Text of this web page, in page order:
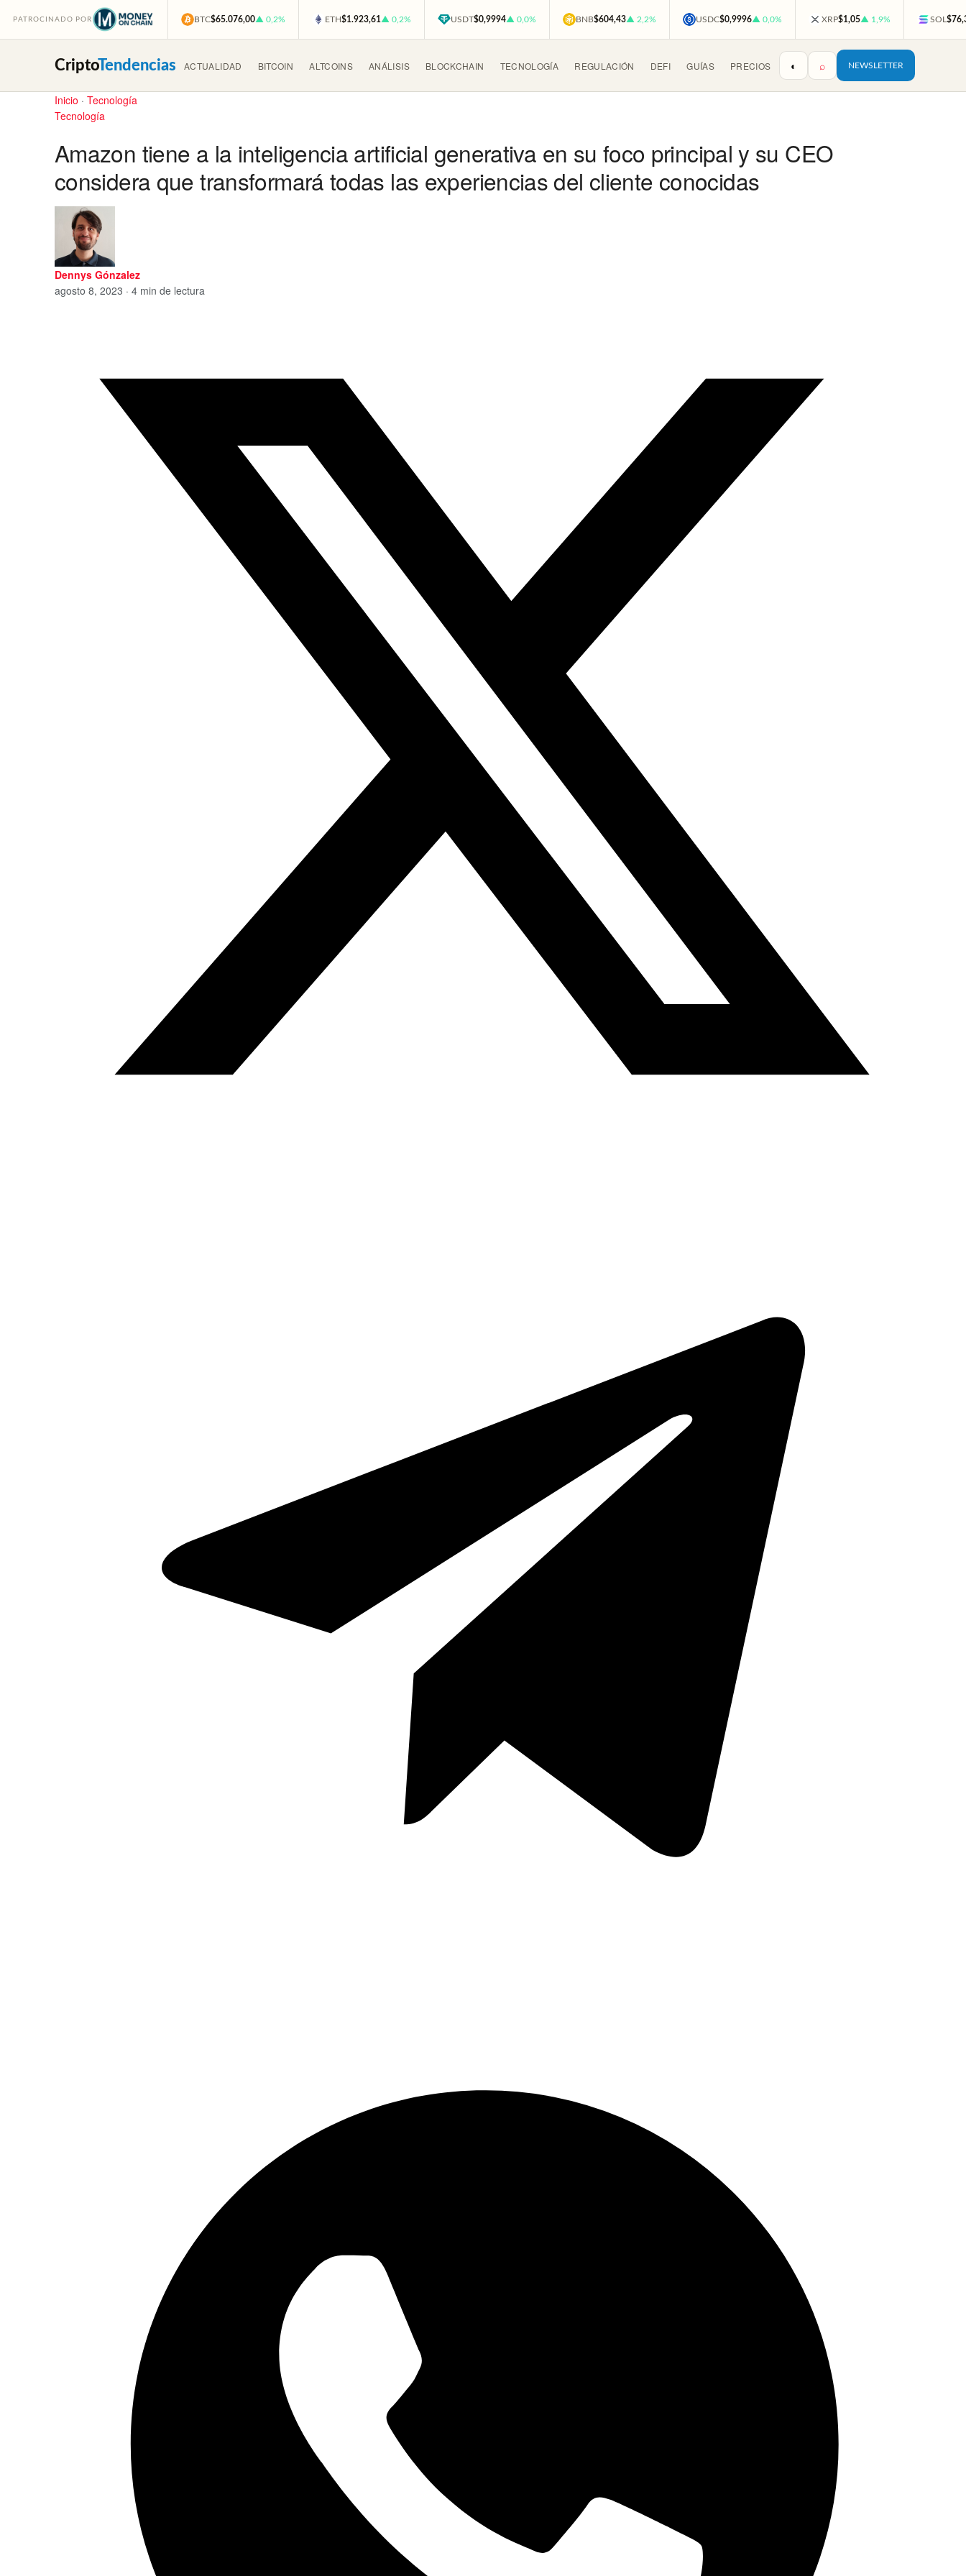
PATROCINADO POR BTC$65.076,00▲ 0,2% ETH$1.923,61▲ 0,2% USDT$0,9994▲ 0,0% BNB$604,43▲ 2,2% USDC$0,9996▲ 0,0% XRP$1,05▲ 1,9% SOL
CriptoTendencias ACTUALIDAD BITCOIN ALTCOINS ANÁLISIS BLOCKCHAIN TECNOLOGÍA REGULACIÓN DEFI GUÍAS PRECIOS ◐ ⌕ NEWSLETTER
Inicio · Tecnología
Tecnología
Amazon tiene a la inteligencia artificial generativa en su foco principal y su CEO
considera que transformará todas las experiencias del cliente conocidas
Dennys Gónzalez
agosto 8, 2023 · 4 min de lectura